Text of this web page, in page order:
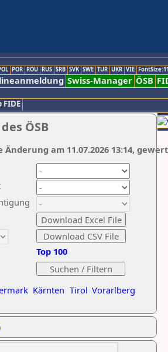
POR ROU RUS SRB SVK SWE TUR UKR VIE
Swiss-Manager ÖSB
FIDE
ÖSB
Kärnten Tirol Vorarlberg
Top 100
Änderung am 11.07.2026 13:14,